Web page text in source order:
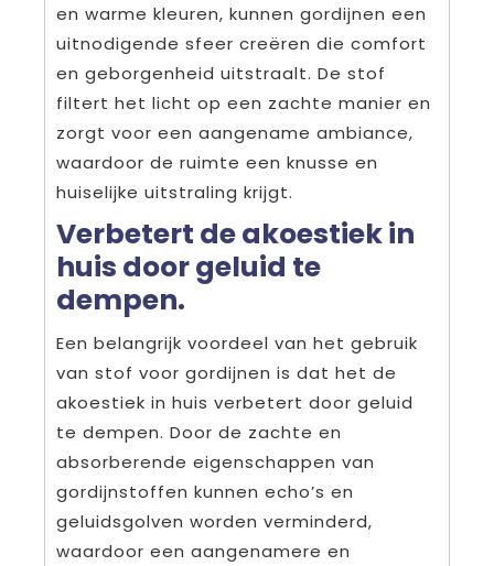
en warme kleuren, kunnen gordijnen een
uitnodigende sfeer creëren die comfort
en geborgenheid uitstraalt. De stof
filtert het licht op een zachte manier en
zorgt voor een aangename ambiance,
waardoor de ruimte een knusse en
huiselijke uitstraling krijgt.
Verbetert de akoestiek in
huis door geluid te
dempen.
Een belangrijk voordeel van het gebruik
van stof voor gordijnen is dat het de
akoestiek in huis verbetert door geluid
te dempen. Door de zachte en
absorberende eigenschappen van
gordijnstoffen kunnen echo’s en
geluidsgolven worden verminderd,
waardoor een aangenamere en